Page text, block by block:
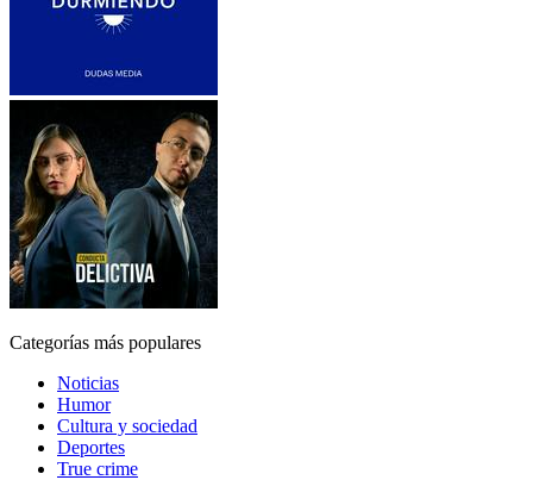
Categorías más populares
Noticias
Humor
Cultura y sociedad
Deportes
True crime